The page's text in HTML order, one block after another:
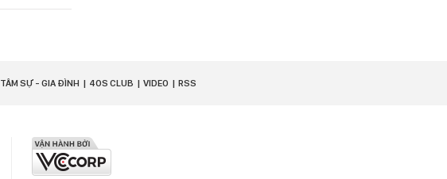
TÂM SỰ - GIA ĐÌNH 40S CLUB VIDEO RSS